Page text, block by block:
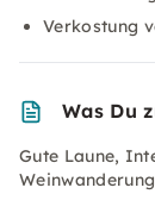
Verkostung
Was Du
Gute Laune,